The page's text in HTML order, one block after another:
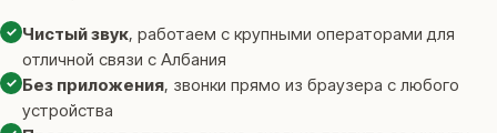
✓ Чистый звук, работаем с крупными операторами для
отличной связи с Албания
✓ Без приложения, звонки прямо из браузера с любого
устройства